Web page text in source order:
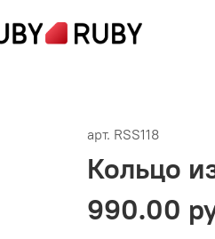
арт. RSS118
Кольцо
990.00